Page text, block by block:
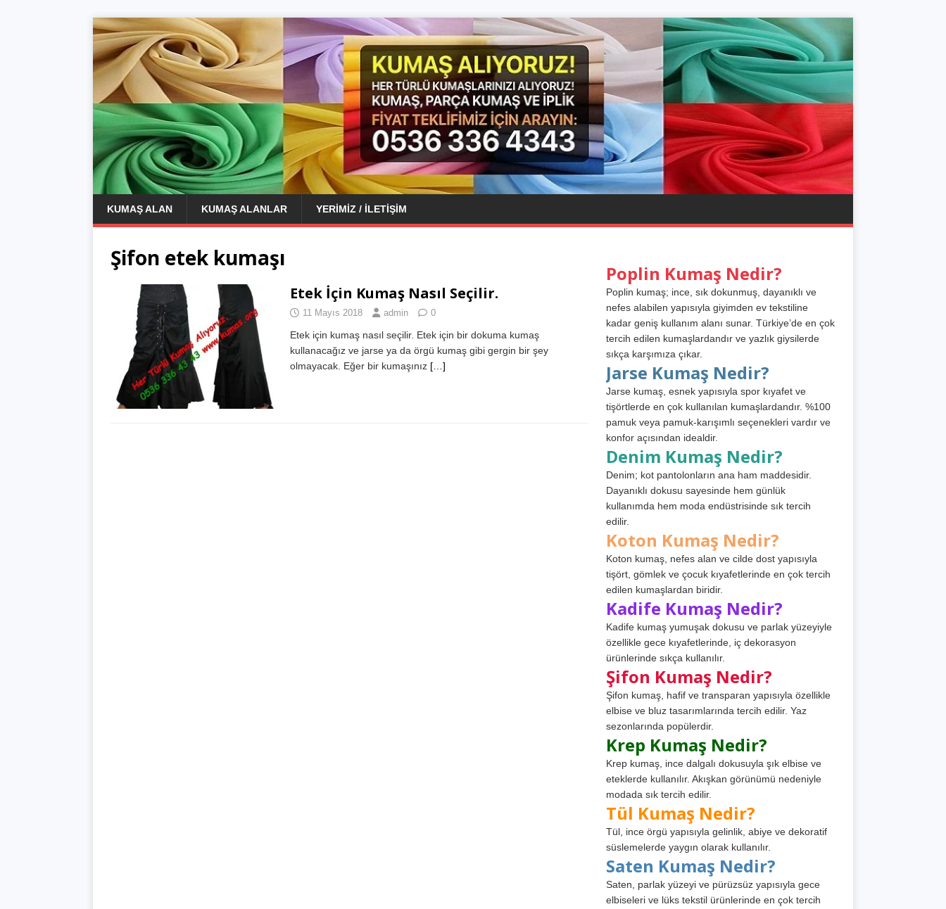
KUMAŞ ALAN KUMAŞ ALANLAR YERIMIZ / İLETIŞIM
Şifon etek kumaşı
Etek İçin Kumaş Nasıl Seçilir.
11 Mayıs 2018 admin 0
Etek için kumaş nasıl seçilir. Etek için bir dokuma kumaş
kullanacağız ve jarse ya da örgü kumaş gibi gergin bir şey
olmayacak. Eğer bir kumaşınız […]
Poplin Kumaş Nedir?
Poplin kumaş; ince, sık dokunmuş, dayanıklı ve
nefes alabilen yapısıyla giyimden ev tekstiline
kadar geniş kullanım alanı sunar. Türkiye’de en çok
tercih edilen kumaşlardandır ve yazlık giysilerde
sıkça karşımıza çıkar.
Jarse Kumaş Nedir?
Jarse kumaş, esnek yapısıyla spor kıyafet ve
tişörtlerde en çok kullanılan kumaşlardandır. %100
pamuk veya pamuk-karışımlı seçenekleri vardır ve
konfor açısından idealdir.
Denim Kumaş Nedir?
Denim; kot pantolonların ana ham maddesidir.
Dayanıklı dokusu sayesinde hem günlük
kullanımda hem moda endüstrisinde sık tercih
edilir.
Koton Kumaş Nedir?
Koton kumaş, nefes alan ve cilde dost yapısıyla
tişört, gömlek ve çocuk kıyafetlerinde en çok tercih
edilen kumaşlardan biridir.
Kadife Kumaş Nedir?
Kadife kumaş yumuşak dokusu ve parlak yüzeyiyle
özellikle gece kıyafetlerinde, iç dekorasyon
ürünlerinde sıkça kullanılır.
Şifon Kumaş Nedir?
Şifon kumaş, hafif ve transparan yapısıyla özellikle
elbise ve bluz tasarımlarında tercih edilir. Yaz
sezonlarında popülerdir.
Krep Kumaş Nedir?
Krep kumaş, ince dalgalı dokusuyla şık elbise ve
eteklerde kullanılır. Akışkan görünümü nedeniyle
modada sık tercih edilir.
Tül Kumaş Nedir?
Tül, ince örgü yapısıyla gelinlik, abiye ve dekoratif
süslemelerde yaygın olarak kullanılır.
Saten Kumaş Nedir?
Saten, parlak yüzeyi ve pürüzsüz yapısıyla gece
elbiseleri ve lüks tekstil ürünlerinde en çok tercih